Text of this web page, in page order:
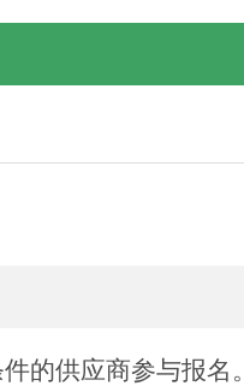
的供应商参与报名。